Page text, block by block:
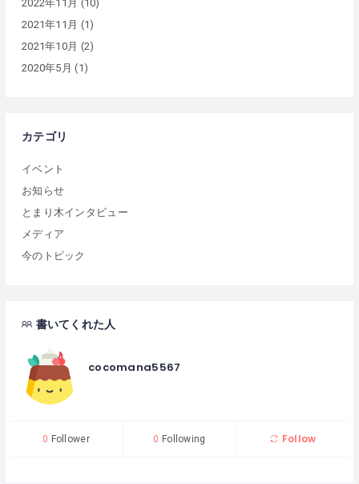
2022年11月 (10)
2021年11月 (1)
2021年10月 (2)
2020年5月 (1)
カテゴリ
イベント
お知らせ
とまり木インタビュー
メディア
今のトピック
書いてくれた人
cocomana5567
0 Follower 0 Following Follow